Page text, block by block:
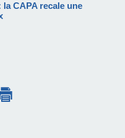
CAPA recale une